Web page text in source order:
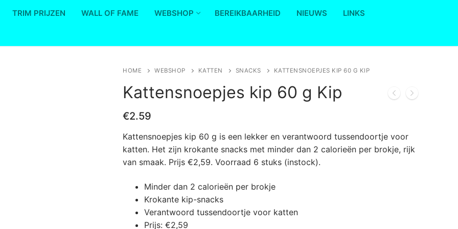
TRIM PRIJZEN WALL OF FAME WEBSHOP BEREIKBAARHEID NIEUWS LINKS
HOME WEBSHOP KATTEN SNACKS KATTENSNOEPJES KIP 60 G KIP
Kattensnoepjes kip 60 g Kip
€2.59
Kattensnoepjes kip 60 g is een lekker en verantwoord tussendoortje voor
katten. Het zijn krokante snacks met minder dan 2 calorieën per brokje, rijk
van smaak. Prijs €2,59. Voorraad 6 stuks (instock).
Minder dan 2 calorieën per brokje
Krokante kip-snacks
Verantwoord tussendoortje voor katten
Prijs: €2,59